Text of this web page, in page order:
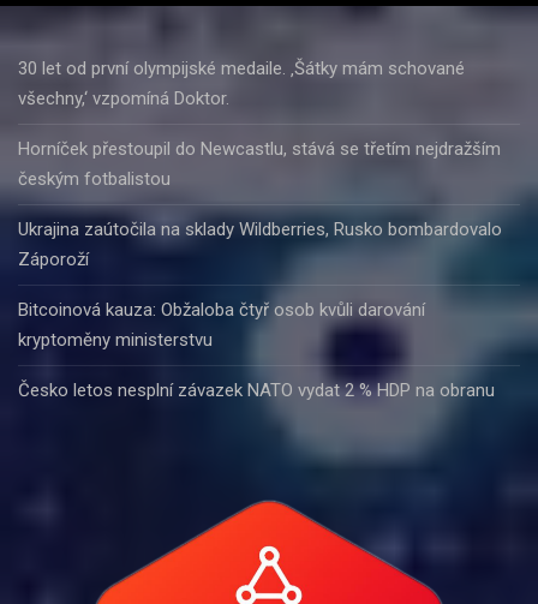
30 let od první olympijské medaile. ‚Šátky mám schované
všechny,‘ vzpomíná Doktor.
Horníček přestoupil do Newcastlu, stává se třetím nejdražším
českým fotbalistou
Ukrajina zaútočila na sklady Wildberries, Rusko bombardovalo
Záporoží
Bitcoinová kauza: Obžaloba čtyř osob kvůli darování
kryptoměny ministerstvu
Česko letos nesplní závazek NATO vydat 2 % HDP na obranu